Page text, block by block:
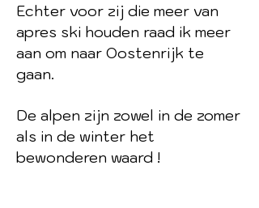
Echter voor zij die meer van
apres ski houden raad ik meer
aan om naar Oostenrijk te
gaan.
De alpen zijn zowel in de zomer
als in de winter het
bewonderen waard !